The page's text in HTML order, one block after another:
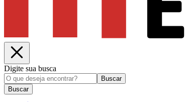
Digite sua busca
Buscar
Buscar